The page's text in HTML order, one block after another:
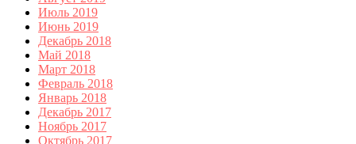
Июль 2019
Июнь 2019
Декабрь 2018
Май 2018
Март 2018
Февраль 2018
Январь 2018
Декабрь 2017
Ноябрь 2017
Октябрь 2017